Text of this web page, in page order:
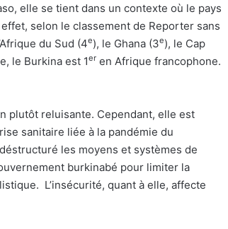
elle se tient dans un contexte où le pays
selon le classement de Reporter sans
du Sud (4e), le Ghana (3e), le Cap
le Burkina est 1er en Afrique francophone.
plutôt reluisante. Cependant, elle est
sanitaire liée à la pandémie du
les moyens et systèmes de
burkinabé pour limiter la
L’insécurité, quant à elle, affecte